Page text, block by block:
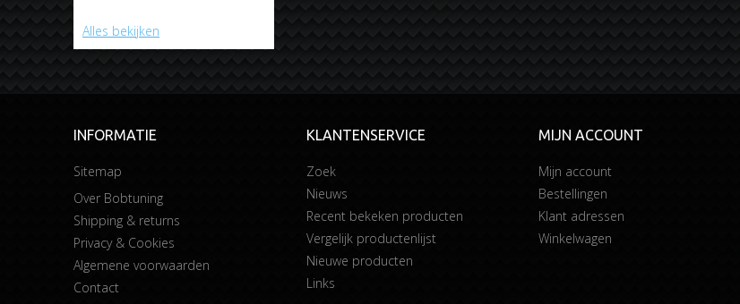
Alles bekijken
INFORMATIE
Sitemap
Over Bobtuning
Shipping & returns
Privacy & Cookies
Algemene voorwaarden
Contact
KLANTENSERVICE
Zoek
Nieuws
Recent bekeken producten
Vergelijk productenlijst
Nieuwe producten
Links
MIJN ACCOUNT
Mijn account
Bestellingen
Klant adressen
Winkelwagen